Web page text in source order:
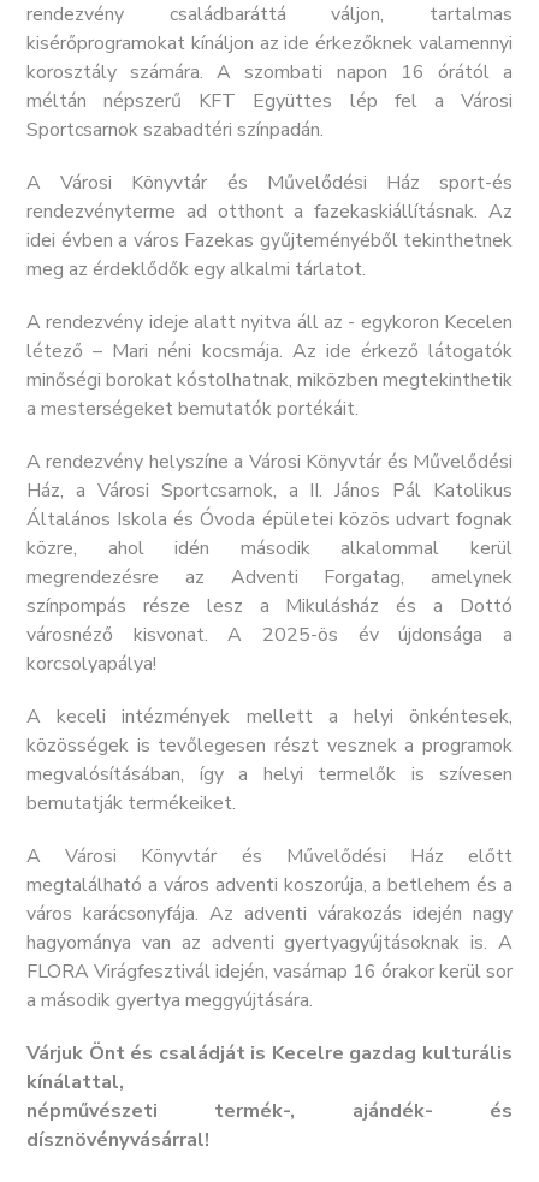
rendezvény családbaráttá váljon, tartalmas
kisérőprogramokat kínáljon az ide érkezőknek valamennyi
korosztály számára. A szombati napon 16 órától a
méltán népszerű KFT Együttes lép fel a Városi
Sportcsarnok szabadtéri színpadán.
A Városi Könyvtár és Művelődési Ház sport-és
rendezvényterme ad otthont a fazekaskiállításnak. Az
idei évben a város Fazekas gyűjteményéből tekinthetnek
meg az érdeklődők egy alkalmi tárlatot.
A rendezvény ideje alatt nyitva áll az - egykoron Kecelen
létező – Mari néni kocsmája. Az ide érkező látogatók
minőségi borokat kóstolhatnak, miközben megtekinthetik
a mesterségeket bemutatók portékáit.
A rendezvény helyszíne a Városi Könyvtár és Művelődési
Ház, a Városi Sportcsarnok, a II. János Pál Katolikus
Általános Iskola és Óvoda épületei közös udvart fognak
közre, ahol idén második alkalommal kerül
megrendezésre az Adventi Forgatag, amelynek
színpompás része lesz a Mikulásház és a Dottó
városnéző kisvonat. A 2025-ös év újdonsága a
korcsolyapálya!
A keceli intézmények mellett a helyi önkéntesek,
közösségek is tevőlegesen részt vesznek a programok
megvalósításában, így a helyi termelők is szívesen
bemutatják termékeiket.
A Városi Könyvtár és Művelődési Ház előtt
megtalálható a város adventi koszorúja, a betlehem és a
város karácsonyfája. Az adventi várakozás idején nagy
hagyománya van az adventi gyertyagyújtásoknak is. A
FLORA Virágfesztivál idején, vasárnap 16 órakor kerül sor
a második gyertya meggyújtására.
Várjuk Önt és családját is Kecelre gazdag kulturális
kínálattal,
népművészeti termék-, ajándék- és
dísznövényvásárral!